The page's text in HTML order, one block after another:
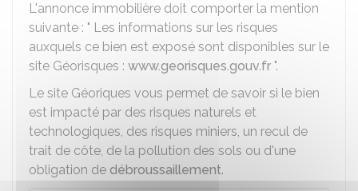
L'annonce immobilière doit comporter la mention
suivante : " Les informations sur les risques
auxquels ce bien est exposé sont disponibles sur le
site Géorisques : www.georisques.gouv.fr ".
Le site Géoriques vous permet de savoir si le bien
est impacté par des risques naturels et
technologiques, des risques miniers, un recul de
trait de côte, de la pollution des sols ou d'une
obligation de débroussaillement.